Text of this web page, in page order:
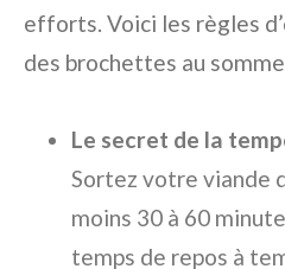
efforts. Voici les règles
des brochettes au
Le secret de la
Sortez votre viande
moins 30 à 60
temps de repos à